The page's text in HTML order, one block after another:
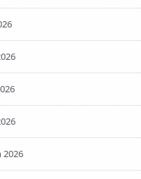
2026